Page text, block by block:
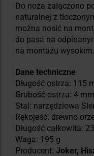
Do noża załączono
naturalnej z
można nosić na
do pasa na
na montażu wysokim.
Dane techniczne
Długość ostrza: 115
Grubość ostrza: 4 mm
Stal: narzędziowa
Rękojeść: drewno
Długość całkowita:
Waga: 195 g
Producent: Joker,